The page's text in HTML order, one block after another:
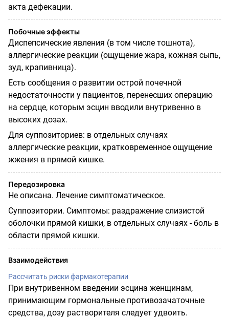
акта дефекации.
Побочные эффекты
Диспепсические явления (в том числе тошнота),
аллергические реакции (ощущение жара, кожная сыпь,
зуд, крапивница).
Есть сообщения о развитии острой почечной
недостаточности у пациентов, перенесших операцию
на сердце, которым эсцин вводили внутривенно в
высоких дозах.
Для суппозиториев: в отдельных случаях
аллергические реакции, кратковременное ощущение
жжения в прямой кишке.
Передозировка
Не описана. Лечение симптоматическое.
Суппозитории. Симптомы: раздражение слизистой
оболочки прямой кишки, в отдельных случаях - боль в
области прямой кишки.
Взаимодействия
Рассчитать риски фармакотерапии
При внутривенном введении эсцина женщинам,
принимающим гормональные противозачаточные
средства, дозу растворителя следует удвоить.